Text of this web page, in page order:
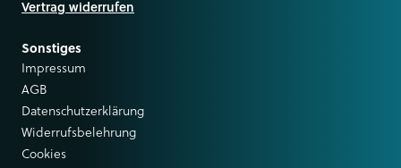
Vertrag widerrufen
Sonstiges
Impressum
AGB
Datenschutzerklärung
Widerrufsbelehrung
Cookies